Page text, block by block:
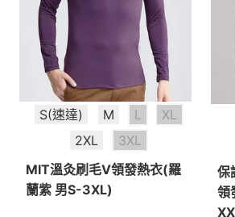
S(速達) M L
XL
2XL
3XL
MIT溫灸刷毛V領發熱衣(羅
蘭紫 男S-3XL)
保
領